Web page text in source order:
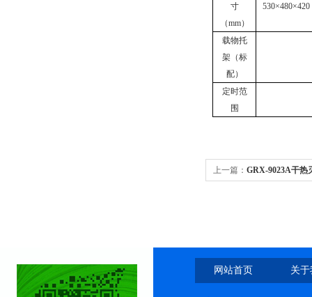
寸
（mm）
530×480×420
载物托
架（标
配）
定时范
围
上一篇： GRX-9023A干热
网站首页 关